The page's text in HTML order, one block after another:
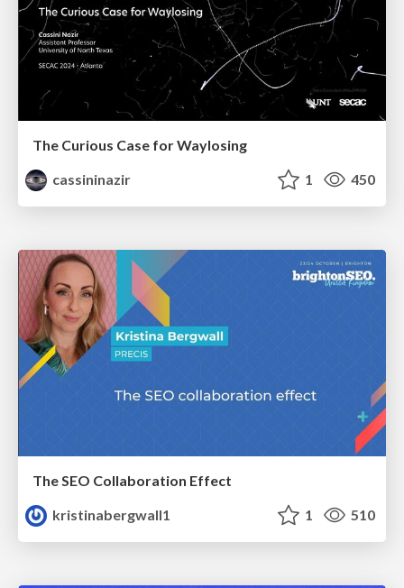
The Curious Case for Waylosing
cassininazir
1 450
The SEO Collaboration Effect
kristinabergwall1
1 510